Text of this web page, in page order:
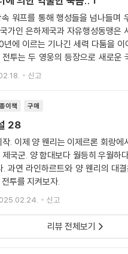
워프를 통해 행성들을 넘나들며
가인 은하제국과 자유행성동맹은
에 이르는 기나긴 세력 다툼을 이
투는 두 영웅의 등장으로 새로운
하르트 폰 로엔그람과 자유행성동
신고
종이책 구매
28
. 이제 양 웬리는 이제르론 회랑에
국군. 양 함대보다 월등히 우월하
. 과연 라인하르트와 양 웬리의 대
투를 지켜보자.
신고
리뷰 전체보기